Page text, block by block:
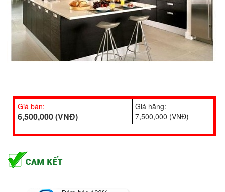
Giá bán:
6,500,000 (VNĐ)
Giá hãng:
7,500,000 (VNĐ)